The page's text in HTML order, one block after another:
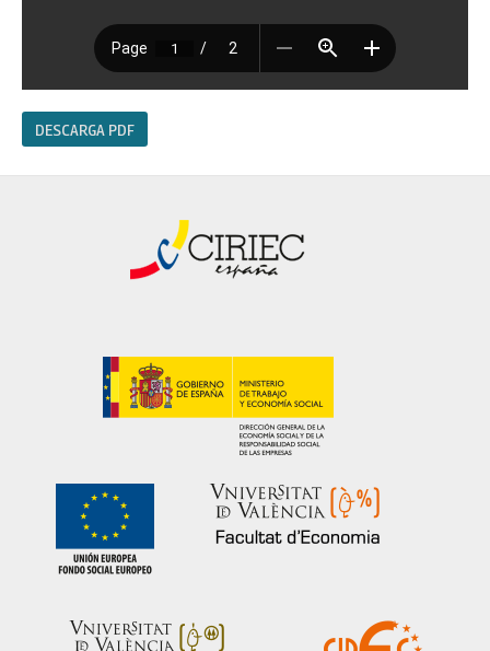
DESCARGA PDF